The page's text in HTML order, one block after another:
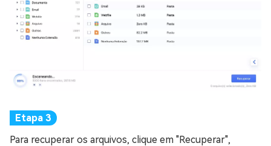
Para recuperar os arquivos, clique em "Recuperar",